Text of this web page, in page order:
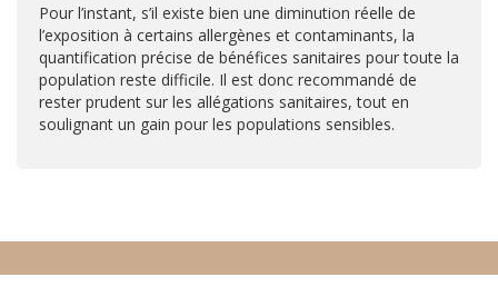
Pour l’instant, s’il existe bien une diminution réelle de
l’exposition à certains allergènes et contaminants, la
quantification précise de bénéfices sanitaires pour toute la
population reste difficile. Il est donc recommandé de
rester prudent sur les allégations sanitaires, tout en
soulignant un gain pour les populations sensibles.